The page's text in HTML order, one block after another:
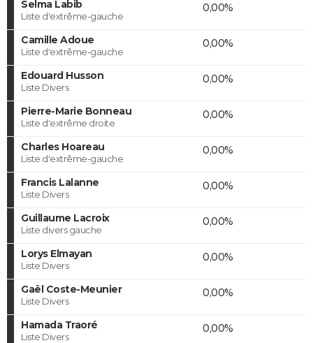
Selma Labib
Liste d'extrême-gauche
0,00%
Camille Adoue
Liste d'extrême-gauche
0,00%
Edouard Husson
Liste Divers
0,00%
Pierre-Marie Bonneau
Liste d'extrême droite
0,00%
Charles Hoareau
Liste d'extrême-gauche
0,00%
Francis Lalanne
Liste Divers
0,00%
Guillaume Lacroix
Liste divers gauche
0,00%
Lorys Elmayan
Liste Divers
0,00%
Gaël Coste-Meunier
Liste Divers
0,00%
Hamada Traoré
Liste Divers
0,00%